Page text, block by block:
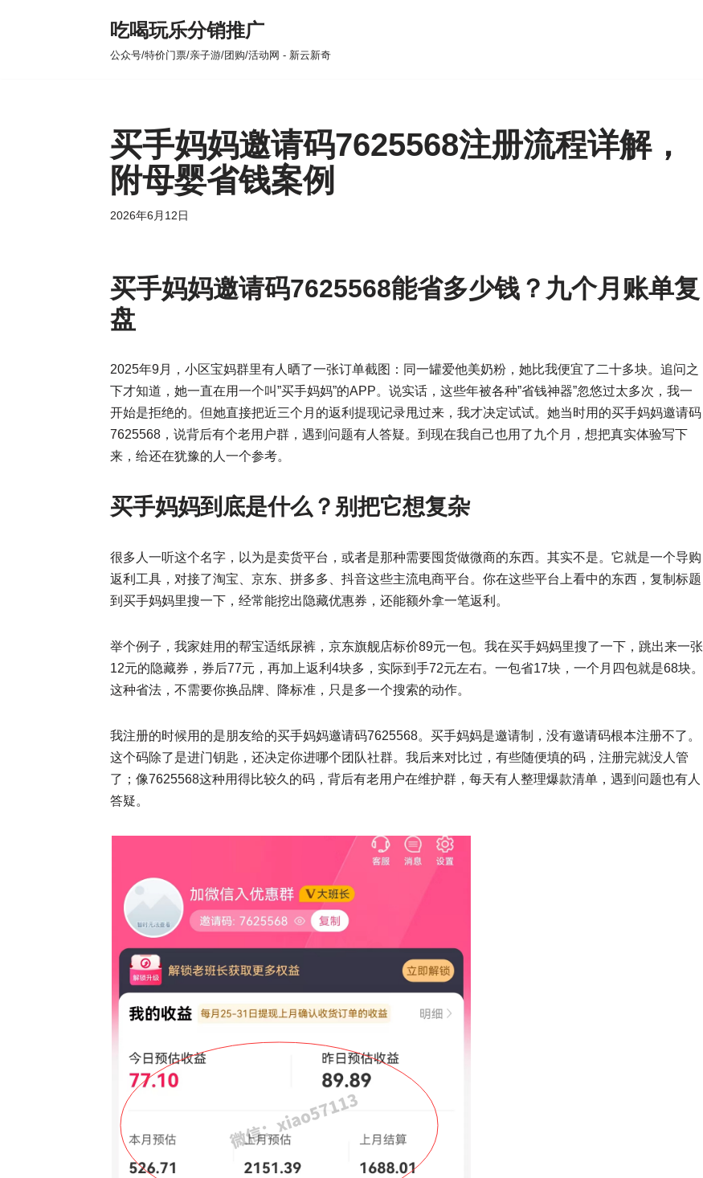
吃喝玩乐分销推广
公众号/特价门票/亲子游/团购/活动网 - 新云新奇
买手妈妈邀请码7625568注册流程详解，
附母婴省钱案例
2026年6月12日
买手妈妈邀请码7625568能省多少钱？九个月账单复
盘
2025年9月，小区宝妈群里有人晒了一张订单截图：同一罐爱他美奶粉，她比我便宜了二十多块。追问之
下才知道，她一直在用一个叫”买手妈妈”的APP。说实话，这些年被各种”省钱神器”忽悠过太多次，我一
开始是拒绝的。但她直接把近三个月的返利提现记录甩过来，我才决定试试。她当时用的买手妈妈邀请码
7625568，说背后有个老用户群，遇到问题有人答疑。到现在我自己也用了九个月，想把真实体验写下
来，给还在犹豫的人一个参考。
买手妈妈到底是什么？别把它想复杂
很多人一听这个名字，以为是卖货平台，或者是那种需要囤货做微商的东西。其实不是。它就是一个导购
返利工具，对接了淘宝、京东、拼多多、抖音这些主流电商平台。你在这些平台上看中的东西，复制标题
到买手妈妈里搜一下，经常能挖出隐藏优惠券，还能额外拿一笔返利。
举个例子，我家娃用的帮宝适纸尿裤，京东旗舰店标价89元一包。我在买手妈妈里搜了一下，跳出来一张
12元的隐藏券，券后77元，再加上返利4块多，实际到手72元左右。一包省17块，一个月四包就是68块。
这种省法，不需要你换品牌、降标准，只是多一个搜索的动作。
我注册的时候用的是朋友给的买手妈妈邀请码7625568。买手妈妈是邀请制，没有邀请码根本注册不了。
这个码除了是进门钥匙，还决定你进哪个团队社群。我后来对比过，有些随便填的码，注册完就没人管
了；像7625568这种用得比较久的码，背后有老用户在维护群，每天有人整理爆款清单，遇到问题也有人
答疑。